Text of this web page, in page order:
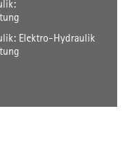
Elektro-Hydraulik